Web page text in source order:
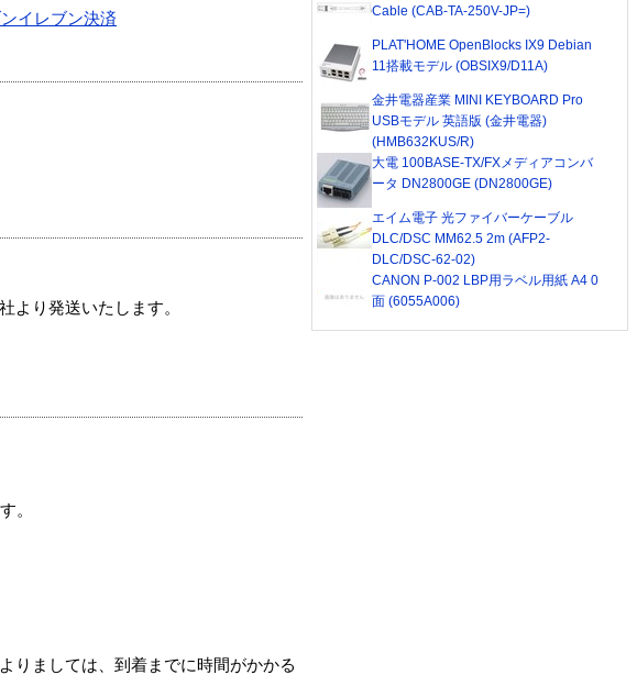
イレブン決済
より発送いたします。
。
りましては、到着までに時間がかかる
Cable (CAB-TA-250V-JP=)
PLAT'HOME OpenBlocks IX9 Debian
11搭載モデル (OBSIX9/D11A)
金井電器産業 MINI KEYBOARD Pro
USBモデル 英語版 (金井電器)
(HMB632KUS/R)
大電 100BASE-TX/FXメディアコンバ
ータ DN2800GE (DN2800GE)
エイム電子 光ファイバーケーブル
DLC/DSC MM62.5 2m (AFP2-
DLC/DSC-62-02)
CANON P-002 LBP用ラベル用紙 A4 0
面 (6055A006)